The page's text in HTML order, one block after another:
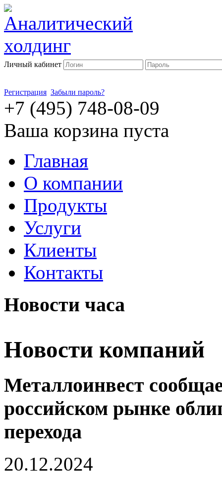
Личный кабинет
Регистрация Забыли пароль?
+7 (495) 748-08-09
Ваша корзина пуста
Главная
О компании
Продукты
Услуги
Клиенты
Контакты
Новости часа
Новости компаний
Металлоинвест
российском рынке
перехода
20.12.2024